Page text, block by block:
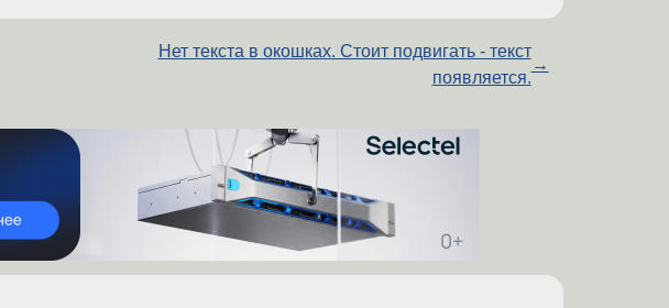
Нет текста в окошках. Стоит подвигать - текст
появляется.
→